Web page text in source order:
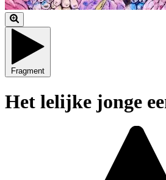
Fragment
Het lelijke jonge